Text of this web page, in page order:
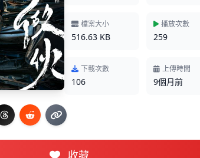
檔案大小
516.63 KB
播放次數
259
下載次數
106
上傳時間
9個月前
收藏